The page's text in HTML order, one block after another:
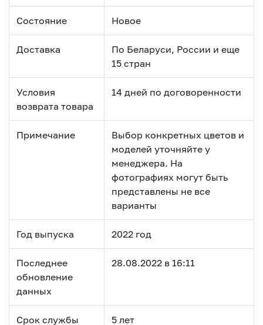
Состояние Новое
Доставка
По Беларуси, России и еще
15 стран
Условия
возврата товара
14 дней по договоренности
Примечание
Выбор конкретных цветов и
моделей уточняйте у
менеджера. На
фотографиях могут быть
представлены не все
варианты
Год выпуска 2022 год
Последнее
обновление
данных
28.08.2022 в 16:11
Срок службы 5 лет